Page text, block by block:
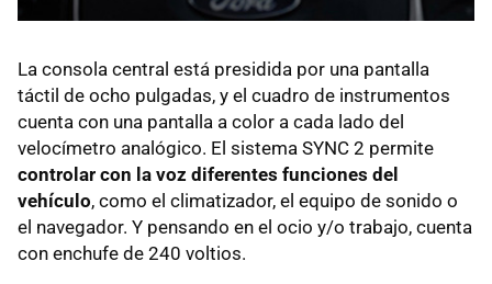
La consola central está presidida por una pantalla
táctil de ocho pulgadas, y el cuadro de instrumentos
cuenta con una pantalla a color a cada lado del
velocímetro analógico. El sistema SYNC 2 permite
controlar con la voz diferentes funciones del
vehículo, como el climatizador, el equipo de sonido o
el navegador. Y pensando en el ocio y/o trabajo, cuenta
con enchufe de 240 voltios.